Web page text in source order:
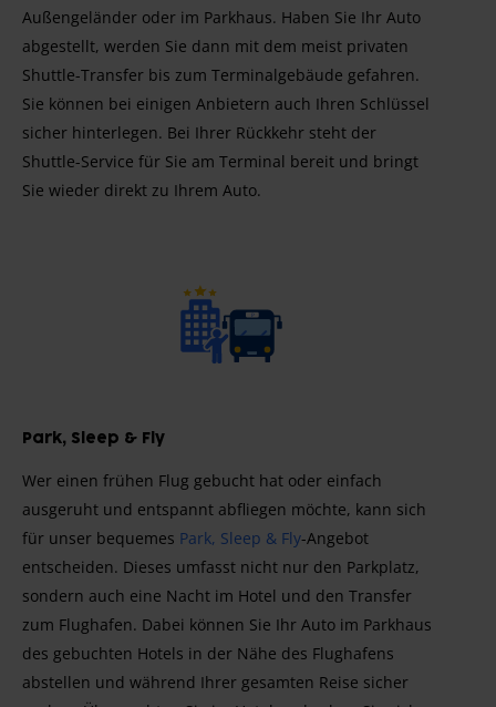
Außengeländer oder im Parkhaus. Haben Sie Ihr Auto
abgestellt, werden Sie dann mit dem meist privaten
Shuttle-Transfer bis zum Terminalgebäude gefahren.
Sie können bei einigen Anbietern auch Ihren Schlüssel
sicher hinterlegen. Bei Ihrer Rückkehr steht der
Shuttle-Service für Sie am Terminal bereit und bringt
Sie wieder direkt zu Ihrem Auto.
Park, Sleep & Fly
Wer einen frühen Flug gebucht hat oder einfach
ausgeruht und entspannt abfliegen möchte, kann sich
für unser bequemes Park, Sleep & Fly-Angebot
entscheiden. Dieses umfasst nicht nur den Parkplatz,
sondern auch eine Nacht im Hotel und den Transfer
zum Flughafen. Dabei können Sie Ihr Auto im Parkhaus
des gebuchten Hotels in der Nähe des Flughafens
abstellen und während Ihrer gesamten Reise sicher